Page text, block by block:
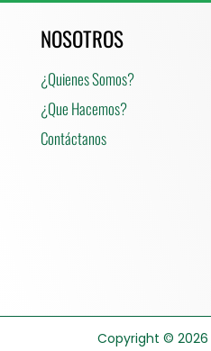
NOSOTROS
¿Quienes Somos?
¿Que Hacemos?
Contáctanos
Copyright © 2026